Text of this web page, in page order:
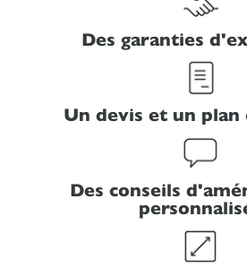
Des garanties
Un devis et un plan
Des conseils